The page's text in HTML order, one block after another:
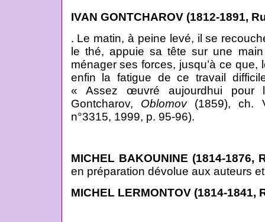
IVAN GONTCHAROV (1812-1891,
. Le matin, à peine levé, il se
le thé, appuie sa tête sur une
ménager ses forces, jusqu’à ce
enfin la fatigue de ce travail
« Assez œuvré aujourdhui pour
Gontcharov, Oblomov(1859), ch.
n°3315, 1999, p. 95-96).
MICHEL BAKOUNINE (1814-1876,
en préparation dévolue aux auteurs
MICHEL LERMONTOV (1814-1841,